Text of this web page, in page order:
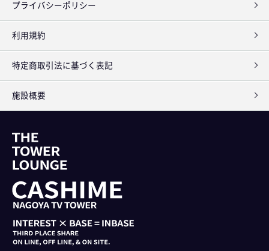
プライバシーポリシー
利用規約
特定商取引法に基づく表記
施設概要